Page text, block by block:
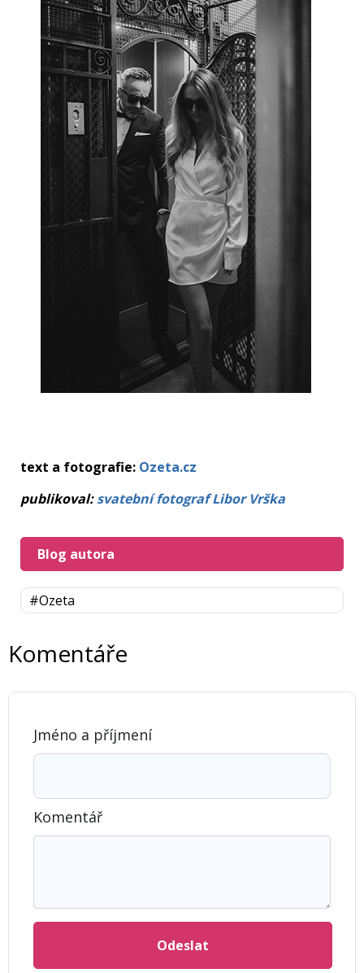
text a fotografie: Ozeta.cz
publikoval:svatební fotograf Libor Vrška
Blog autora
#Ozeta
Komentáře
Jméno a příjmení
Komentář
Odeslat